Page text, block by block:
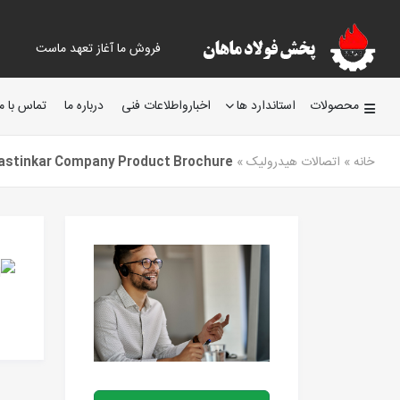
فروش ما آغاز تعهد ماست
محصولات استاندارد ها اخبارواطلاعات فنی درباره ما تماس با
خانه » اتصالات هیدرولیک»
Company Product Brochure